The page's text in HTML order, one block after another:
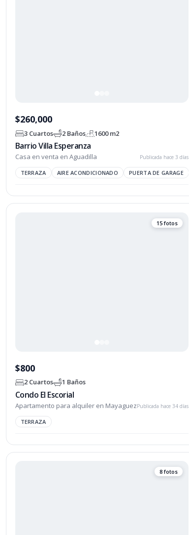
$260,000
3 Cuartos 2 Baños 1600 m2
Barrio Villa Esperanza
Casa en venta en Aguadilla Publicada hace 3 días
TERRAZA AIRE ACONDICIONADO PUERTA DE GARAGE
15 fotos
$800
2 Cuartos 1 Baños
Condo El Escorial
Apartamento para alquiler en MayaguezPublicada hace 34 días
TERRAZA
8 fotos